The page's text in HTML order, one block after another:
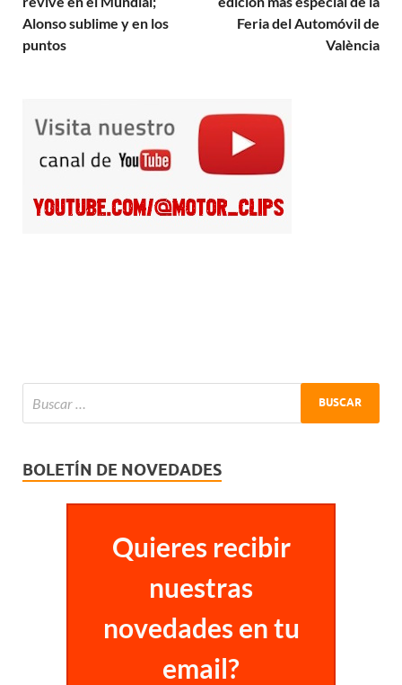
Alonso sublime y en los
puntos
Feria del Automóvil de
València
BOLETÍN DE NOVEDADES
Quieres recibir
nuestras
novedades en tu
email?